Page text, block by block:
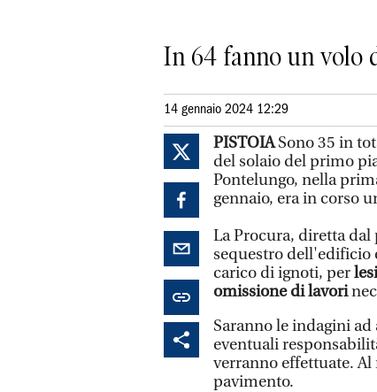
In 64 fanno un volo
14 gennaio 2024 12:29
PISTOIASono 35 in
del solaio del primo
Pontelungo, nella
gennaio, era in corso
La Procura, diretta dal
sequestro dell'edificio
carico di ignoti, per
omissione di lavori
Saranno le indagini
eventuali
verranno effettuate.
pavimento.